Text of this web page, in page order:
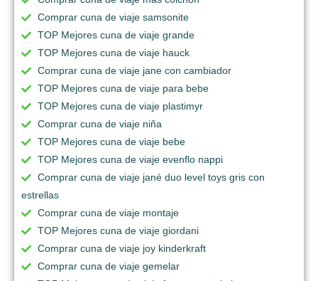
Comprar cuna de viaje samsonite
TOP Mejores cuna de viaje grande
TOP Mejores cuna de viaje hauck
Comprar cuna de viaje jane con cambiador
TOP Mejores cuna de viaje para bebe
TOP Mejores cuna de viaje plastimyr
Comprar cuna de viaje niña
TOP Mejores cuna de viaje bebe
TOP Mejores cuna de viaje evenflo nappi
Comprar cuna de viaje jané duo level toys gris con
estrellas
Comprar cuna de viaje montaje
TOP Mejores cuna de viaje giordani
Comprar cuna de viaje joy kinderkraft
Comprar cuna de viaje gemelar